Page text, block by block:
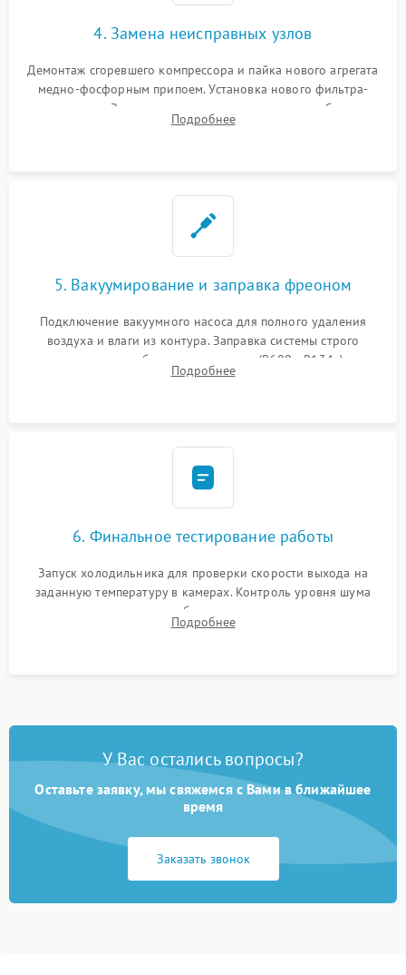
4. Замена неисправных узлов
Демонтаж сгоревшего компрессора и пайка нового агрегата
медно-фосфорным припоем. Установка нового фильтра-
осушителя. Замена изношенных вентиляторов обдува,
сломанных заслонок или поврежденных дверных петель.
Подробнее
5. Вакуумирование и заправка фреоном
Подключение вакуумного насоса для полного удаления
воздуха и влаги из контура. Заправка системы строго
дозированным объемом хладагента (R600a, R134a) по
электронным весам. Контроль рабочего давления в системе.
Подробнее
6. Финальное тестирование работы
Запуск холодильника для проверки скорости выхода на
заданную температуру в камерах. Контроль уровня шума
компрессора, отсутствия обмерзания стенок и корректного
срабатывания системы автоматической оттайки.
Подробнее
У Вас остались вопросы?
Оставьте заявку, мы свяжемся с Вами в ближайшее
время
Заказать звонок